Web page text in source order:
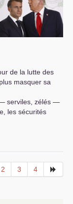
de la lutte des
masquer sa
serviles, zélés —
les sécurités
2 3 4